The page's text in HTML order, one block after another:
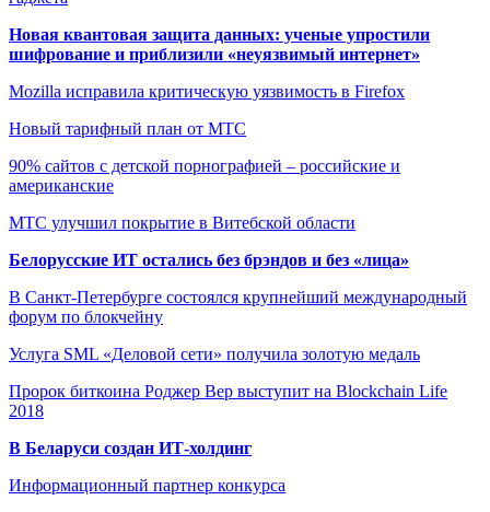
Новая квантовая защита данных: ученые упростили
шифрование и приблизили «неуязвимый интернет»
Mozilla исправила критическую уязвимость в Firefox
Новый тарифный план от МТС
90% сайтов с детской порнографией – российские и
американские
МТС улучшил покрытие в Витебской области
Белорусские ИТ остались без брэндов и без «лица»
В Санкт-Петербурге состоялся крупнейший международный
форум по блокчейну
Услуга SML «Деловой сети» получила золотую медаль
Пророк биткоина Роджер Вер выступит на Blockchain Life
2018
В Беларуси создан ИТ-холдинг
Информационный партнер конкурса